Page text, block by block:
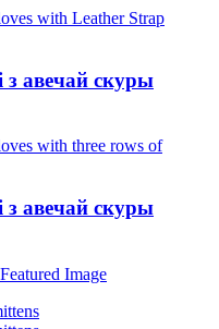
з авечай скуры
з авечай скуры